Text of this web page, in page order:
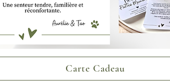
Carte Cadeau